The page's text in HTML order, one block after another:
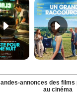
annonces des films
au cinéma